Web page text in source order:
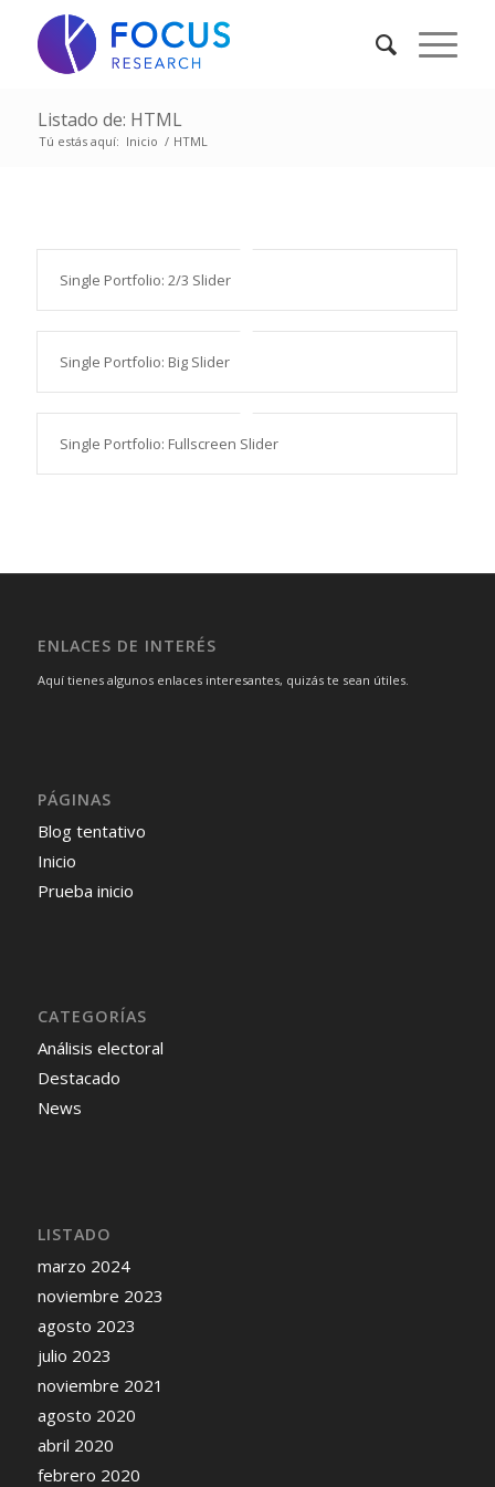
Listado de: HTML
Tú estás aquí: Inicio / HTML
Single Portfolio: 2/3 Slider
Single Portfolio: Big Slider
Single Portfolio: Fullscreen Slider
ENLACES DE INTERÉS
Aquí tienes algunos enlaces interesantes, quizás te sean útiles.
PÁGINAS
Blog tentativo
Inicio
Prueba inicio
CATEGORÍAS
Análisis electoral
Destacado
News
LISTADO
marzo 2024
noviembre 2023
agosto 2023
julio 2023
noviembre 2021
agosto 2020
abril 2020
febrero 2020